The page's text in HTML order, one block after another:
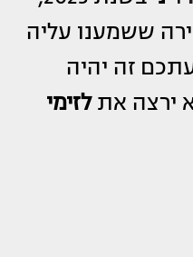
ששמענו עליה
זה יהיה
ירצה אתלזימי